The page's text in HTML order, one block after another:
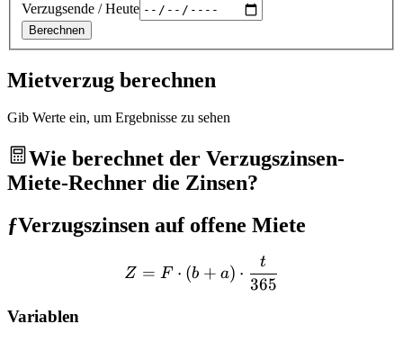
Verzugsende / Heute
Berechnen
Mietverzug berechnen
Gib Werte ein, um Ergebnisse zu sehen
Wie berechnet der Verzugszinsen-
Miete-Rechner die Zinsen?
ƒVerzugszinsen auf offene Miete
Z = F \cdot (b + a)
Z = F ⋅ (b + a) ⋅
365
t
Variablen